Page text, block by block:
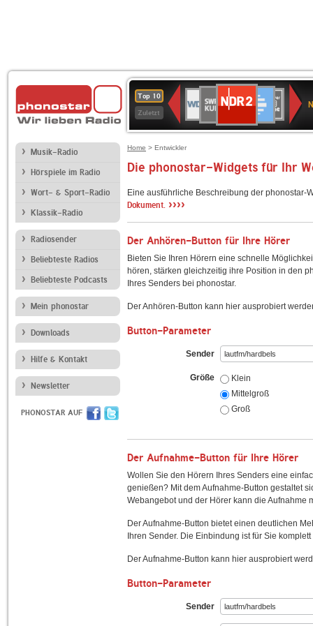
Top 10
Zuletzt
Deutschlandfunk
80er
90er
OLDIE
ANTENNE
SWR3
WDR
4
BR-
KLASSIK
Deutschlandfunk
Kultur
ANTENNE
BAYERN
2
Kultur
2
Musik-Radio
Hörspiele im Radio
Wort- & Sport-Radio
Klassik-Radio
Radiosender
Beliebteste Radios
Beliebteste Podcasts
Mein phonostar
Downloads
Hilfe & Kontakt
Newsletter
PHONOSTAR AUF
Home > Entwickler
Die phonostar-Widgets für Ihr
Eine ausführliche Beschreibung der
Dokument. ››››
Der Anhören-Button für Ihre Hörer
Bieten Sie Ihren Hörern eine schnelle
hören, stärken gleichzeitig ihre Position in den
Ihres Senders bei phonostar.
Der Anhören-Button kann hier ausprobiert
Button-Parameter
Sender
Größe
Klein
Mittelgroß
Groß
Der Aufnahme-Button für Ihre Hörer
Wollen Sie den Hörern Ihres Senders eine
genießen? Mit dem Aufnahme-Button gestaltet
Webangebot und der Hörer kann die Aufnahme
Der Aufnahme-Button bietet einen deutlichen
Ihren Sender. Die Einbindung ist für Sie
Der Aufnahme-Button kann hier ausprobiert
Button-Parameter
Sender